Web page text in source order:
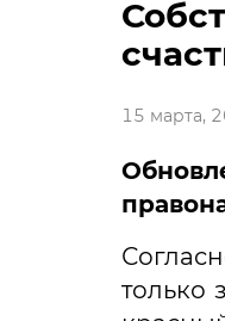
15 марта,
только